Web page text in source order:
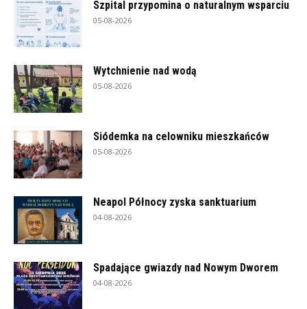
Szpital przypomina o naturalnym wsparciu
05-08-2026
Wytchnienie nad wodą
05-08-2026
Siódemka na celowniku mieszkańców
05-08-2026
Neapol Północy zyska sanktuarium
04-08-2026
Spadające gwiazdy nad Nowym Dworem
04-08-2026